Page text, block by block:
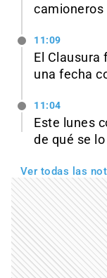
camioneros
11:09
El Clausura
una fecha
11:04
Este lunes
de qué se
Ver todas las